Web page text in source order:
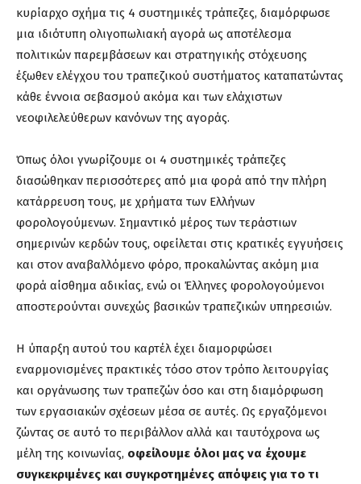
κυρίαρχο σχήμα τις 4 συστημικές τράπεζες, διαμόρφωσε
μια ιδιότυπη ολιγοπωλιακή αγορά ως αποτέλεσμα
πολιτικών παρεμβάσεων και στρατηγικής στόχευσης
έξωθεν ελέγχου του τραπεζικού συστήματος καταπατώντας
κάθε έννοια σεβασμού ακόμα και των ελάχιστων
νεοφιλελεύθερων κανόνων της αγοράς.
Όπως όλοι γνωρίζουμε οι 4 συστημικές τράπεζες
διασώθηκαν περισσότερες από μια φορά από την πλήρη
κατάρρευση τους, με χρήματα των Ελλήνων
φορολογούμενων. Σημαντικό μέρος των τεράστιων
σημερινών κερδών τους, οφείλεται στις κρατικές εγγυήσεις
και στον αναβαλλόμενο φόρο, προκαλώντας ακόμη μια
φορά αίσθημα αδικίας, ενώ οι Έλληνες φορολογούμενοι
αποστερούνται συνεχώς βασικών τραπεζικών υπηρεσιών.
Η ύπαρξη αυτού του καρτέλ έχει διαμορφώσει
εναρμονισμένες πρακτικές τόσο στον τρόπο λειτουργίας
και οργάνωσης των τραπεζών όσο και στη διαμόρφωση
των εργασιακών σχέσεων μέσα σε αυτές. Ως εργαζόμενοι
ζώντας σε αυτό το περιβάλλον αλλά και ταυτόχρονα ως
μέλη της κοινωνίας, οφείλουμε όλοι μας να έχουμε
συγκεκριμένες και συγκροτημένες απόψεις για το τι